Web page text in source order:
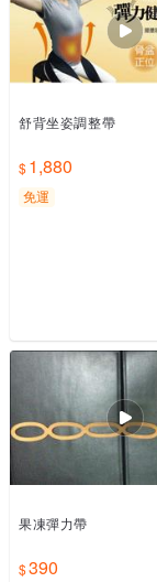
舒背坐姿調整帶
1,880
免運
果凍彈力帶
390